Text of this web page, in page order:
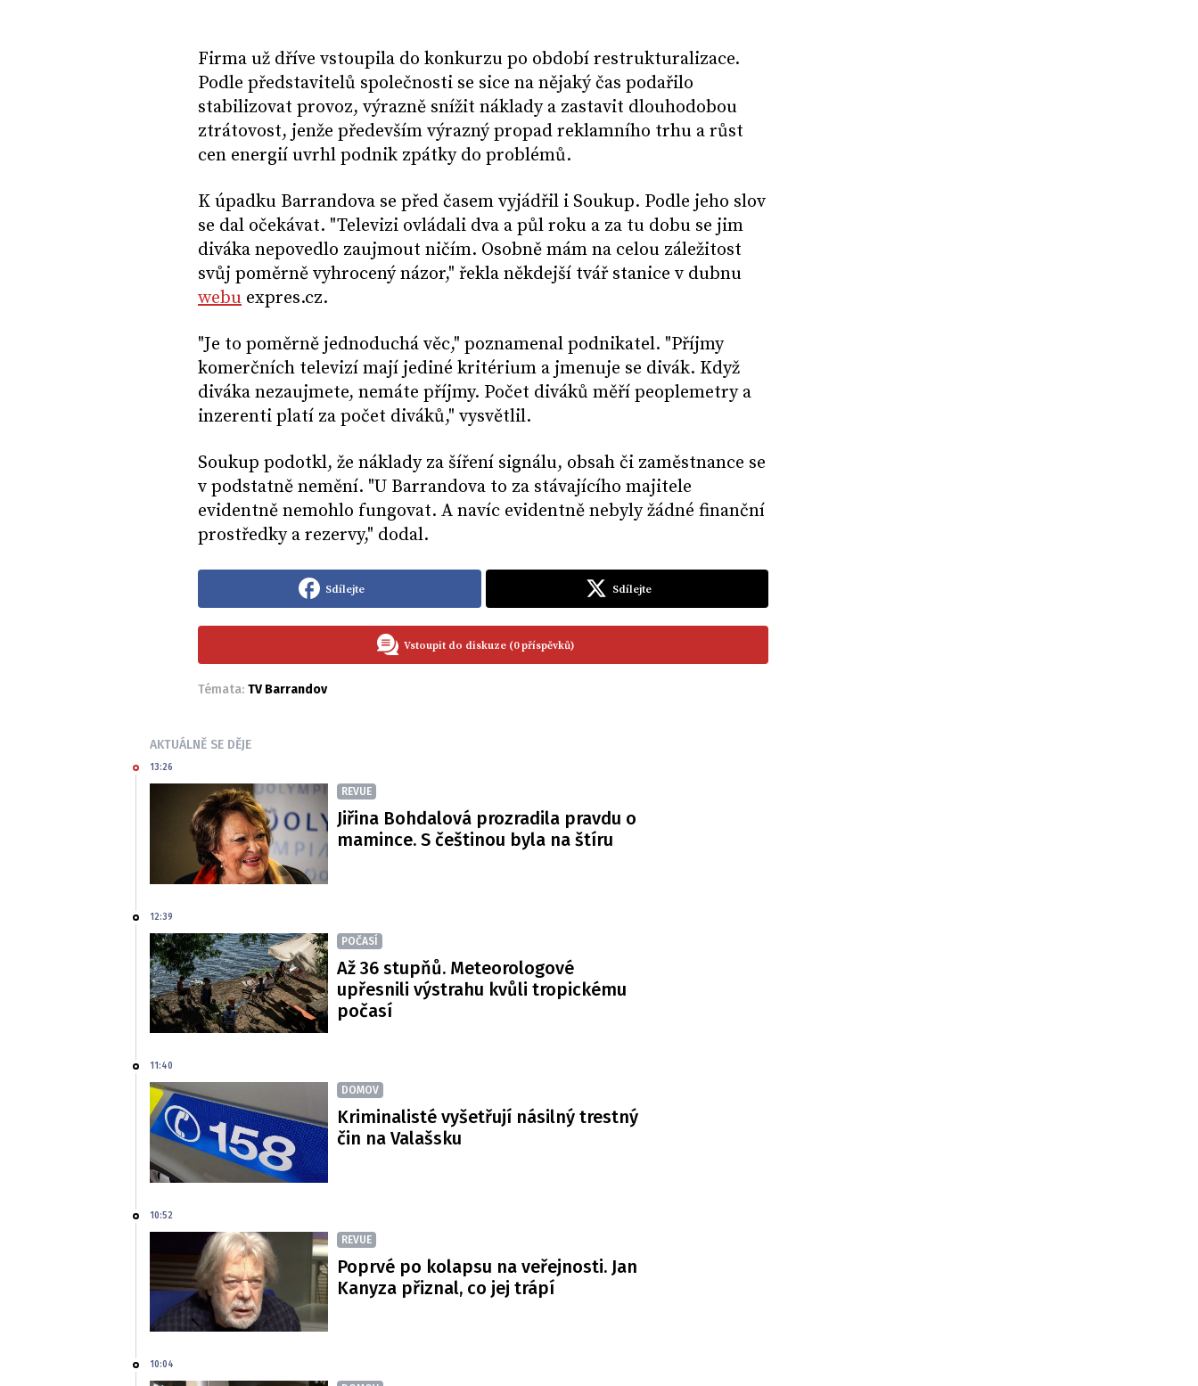
Firma už dříve vstoupila do konkurzu po období restrukturalizace.
Podle představitelů společnosti se sice na nějaký čas podařilo
stabilizovat provoz, výrazně snížit náklady a zastavit dlouhodobou
ztrátovost, jenže především výrazný propad reklamního trhu a růst
cen energií uvrhl podnik zpátky do problémů.
K úpadku Barrandova se před časem vyjádřil i Soukup. Podle jeho slov
se dal očekávat. "Televizi ovládali dva a půl roku a za tu dobu se jim
diváka nepovedlo zaujmout ničím. Osobně mám na celou záležitost
svůj poměrně vyhrocený názor," řekla někdejší tvář stanice v dubnu
webu expres.cz.
"Je to poměrně jednoduchá věc," poznamenal podnikatel. "Příjmy
komerčních televizí mají jediné kritérium a jmenuje se divák. Když
diváka nezaujmete, nemáte příjmy. Počet diváků měří peoplemetry a
inzerenti platí za počet diváků," vysvětlil.
Soukup podotkl, že náklady za šíření signálu, obsah či zaměstnance se
v podstatně nemění. "U Barrandova to za stávajícího majitele
evidentně nemohlo fungovat. A navíc evidentně nebyly žádné finanční
prostředky a rezervy," dodal.
Sdílejte Sdílejte
Vstoupit do diskuze (0 příspěvků)
Témata: TV Barrandov
AKTUÁLNĚ SE DĚJE
13:26
REVUE
Jiřina Bohdalová prozradila pravdu o
mamince. S češtinou byla na štíru
12:39
POČASÍ
Až 36 stupňů. Meteorologové
upřesnili výstrahu kvůli tropickému
počasí
11:40
DOMOV
Kriminalisté vyšetřují násilný trestný
čin na Valašsku
10:52
REVUE
Poprvé po kolapsu na veřejnosti. Jan
Kanyza přiznal, co jej trápí
10:04